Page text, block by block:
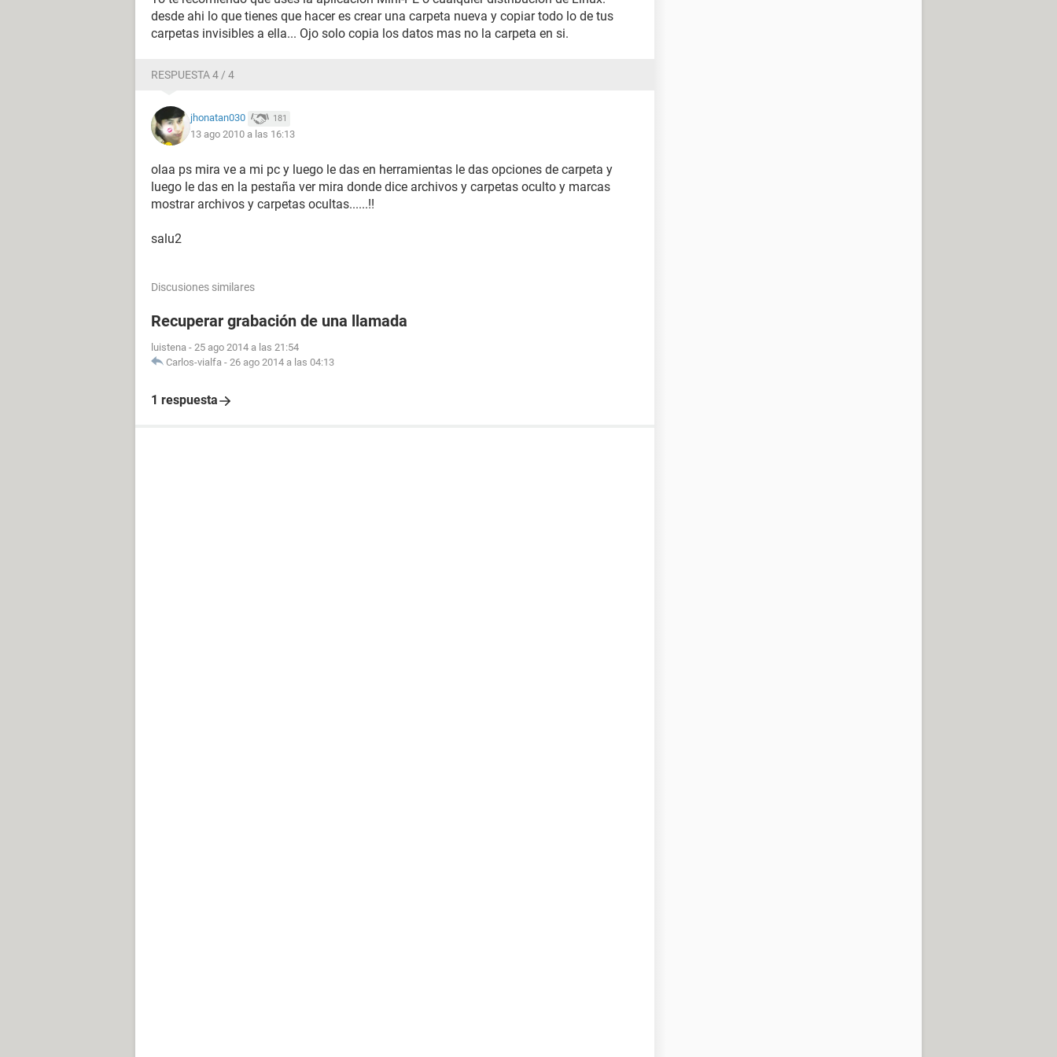
desde ahi lo que tienes que hacer es crear una carpeta nueva y copiar todo lo de tus
carpetas invisibles a ella... Ojo solo copia los datos mas no la carpeta en si.
RESPUESTA 4 / 4
jhonatan030 181
13 ago 2010 a las 16:13
olaa ps mira ve a mi pc y luego le das en herramientas le das opciones de carpeta y
luego le das en la pestaña ver mira donde dice archivos y carpetas oculto y marcas
mostrar archivos y carpetas ocultas......!!
salu2
Discusiones similares
Recuperar grabación de una llamada
luistena - 25 ago 2014 a las 21:54
Carlos-vialfa - 26 ago 2014 a las 04:13
1 respuesta